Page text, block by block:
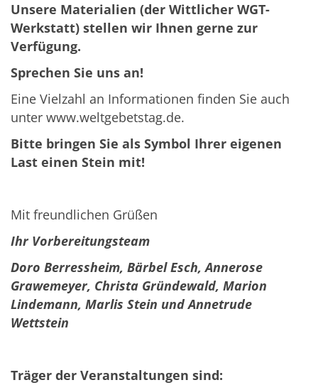
Unsere Materialien (der Wittlicher WGT-
Werkstatt) stellen wir Ihnen gerne zur
Verfügung.
Sprechen Sie uns an!
Eine Vielzahl an Informationen finden Sie auch
unter www.weltgebetstag.de.
Bitte bringen Sie als Symbol Ihrer eigenen
Last einen Stein mit!
Mit freundlichen Grüßen
Ihr Vorbereitungsteam
Doro Berressheim, Bärbel Esch, Annerose
Grawemeyer, Christa Gründewald, Marion
Lindemann, Marlis Stein und Annetrude
Wettstein
Träger der Veranstaltungen sind: